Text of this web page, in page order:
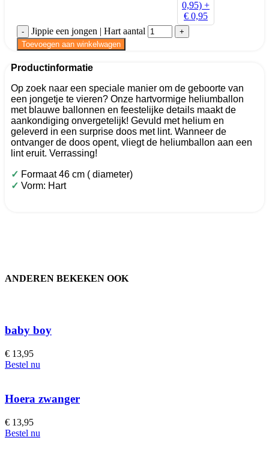
Jippie een jongen | Hart aantal
Toevoegen aan winkelwagen
Productinformatie
Op zoek naar een speciale manier om de geboorte van
een jongetje te vieren? Onze hartvormige heliumballon
met blauwe ballonnen en feestelijke details maakt de
aankondiging onvergetelijk! Gevuld met helium en
geleverd in een surprise doos met lint. Wanneer de
ontvanger de doos opent, vliegt de heliumballon aan een
lint eruit. Verrassing!
✓ Formaat 46 cm ( diameter)
✓ Vorm: Hart
ANDEREN BEKEKEN OOK
baby boy
€ 13,95
Bestel nu
Hoera zwanger
€ 13,95
Bestel nu